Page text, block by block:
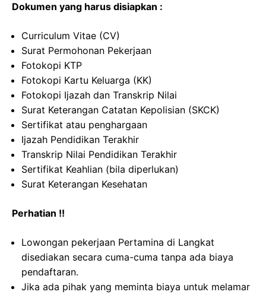
Dokumen yang harus disiapkan :
Curriculum Vitae (CV)
Surat Permohonan Pekerjaan
Fotokopi KTP
Fotokopi Kartu Keluarga (KK)
Fotokopi Ijazah dan Transkrip Nilai
Surat Keterangan Catatan Kepolisian (SKCK)
Sertifikat atau penghargaan
Ijazah Pendidikan Terakhir
Transkrip Nilai Pendidikan Terakhir
Sertifikat Keahlian (bila diperlukan)
Surat Keterangan Kesehatan
Perhatian !!
Lowongan pekerjaan Pertamina di Langkat
disediakan secara cuma-cuma tanpa ada biaya
pendaftaran.
Jika ada pihak yang meminta biaya untuk melamar